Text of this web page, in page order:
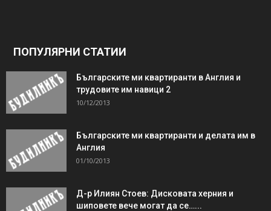
ПОПУЛЯРНИ СТАТИИ
Българските ми квартиранти в Англия и
трудовите им навици 2
10/12/2013
Българските ми квартиранти и делата им в
Англия
01/10/2013
Д-р Илиян Стоев: Дисковата херния и
шиповете вече могат да се…...